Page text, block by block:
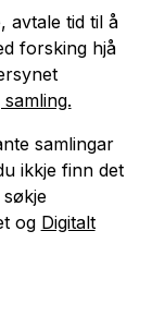
avtale tid til å
forsking hjå
samlingar
ikkje finn det
og Digitalt